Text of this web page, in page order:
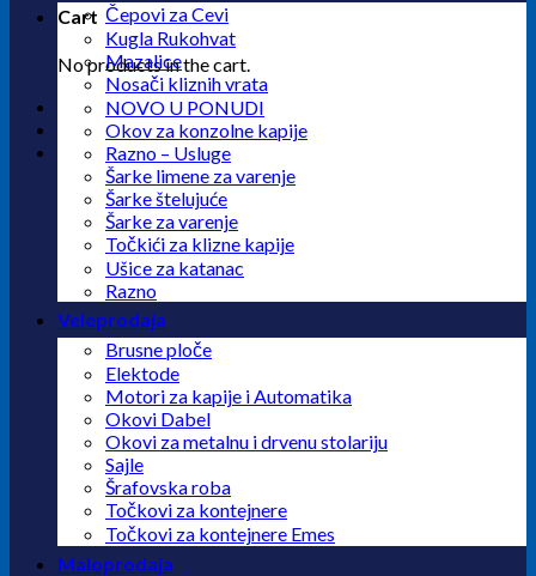
Cart
No products in the cart.
Čepovi za Cevi
Kugla Rukohvat
Mazalice
Nosači kliznih vrata
NOVO U PONUDI
Okov za konzolne kapije
Razno – Usluge
Šarke limene za varenje
Šarke štelujuće
Šarke za varenje
Točkići za klizne kapije
Ušice za katanac
Razno
Veleprodaja
Brusne ploče
Elektode
Motori za kapije i Automatika
Okovi Dabel
Okovi za metalnu i drvenu stolariju
Sajle
Šrafovska roba
Točkovi za kontejnere
Točkovi za kontejnere Emes
Maloprodaja